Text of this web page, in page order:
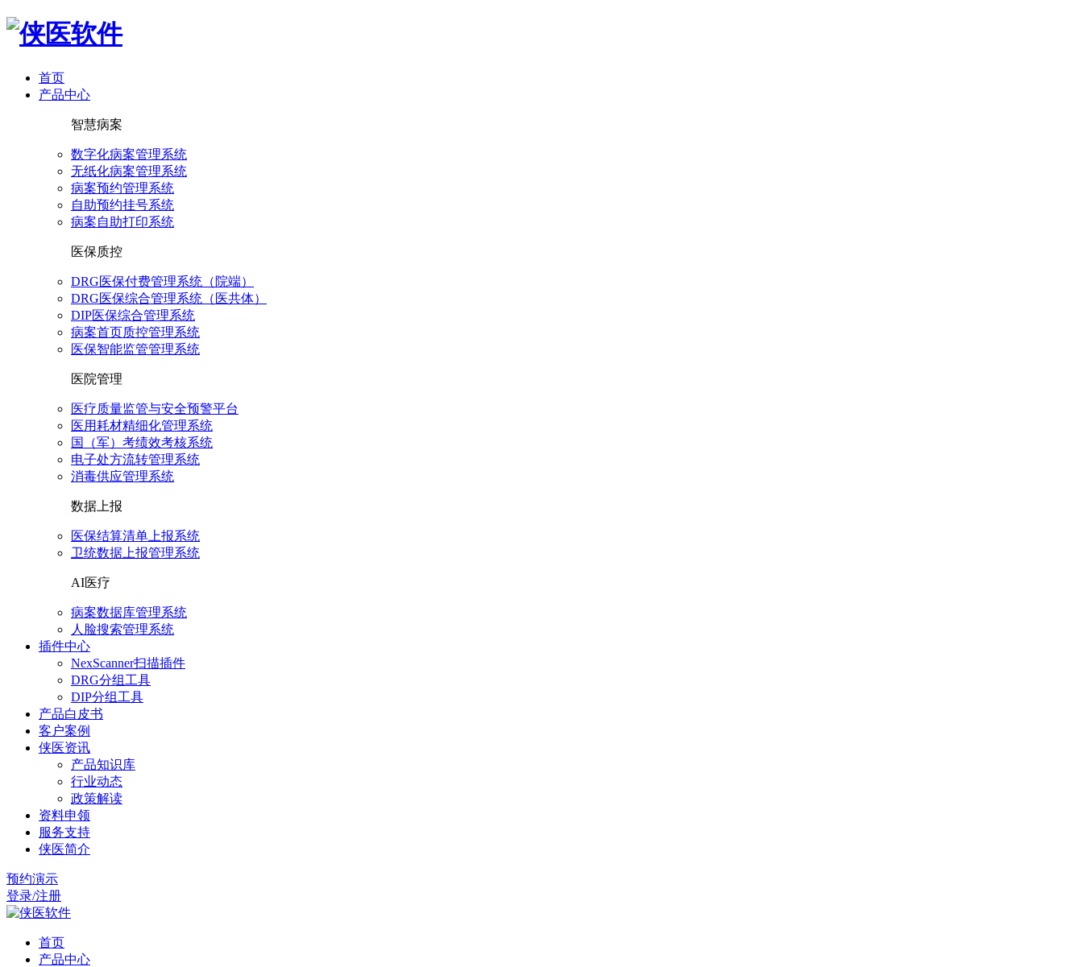
首页
产品中心
智慧病案
数字化病案管理系统
无纸化病案管理系统
病案预约管理系统
自助预约挂号系统
病案自助打印系统
医保质控
DRG医保付费管理系统（院端）
DRG医保综合管理系统（医共体）
DIP医保综合管理系统
病案首页质控管理系统
医保智能监管管理系统
医院管理
医疗质量监管与安全预警平台
医用耗材精细化管理系统
国（军）考绩效考核系统
电子处方流转管理系统
消毒供应管理系统
数据上报
医保结算清单上报系统
卫统数据上报管理系统
AI医疗
病案数据库管理系统
人脸搜索管理系统
插件中心
NexScanner扫描插件
DRG分组工具
DIP分组工具
产品白皮书
客户案例
侠医资讯
产品知识库
行业动态
政策解读
资料申领
服务支持
侠医简介
预约演示
登录/注册
首页
产品中心